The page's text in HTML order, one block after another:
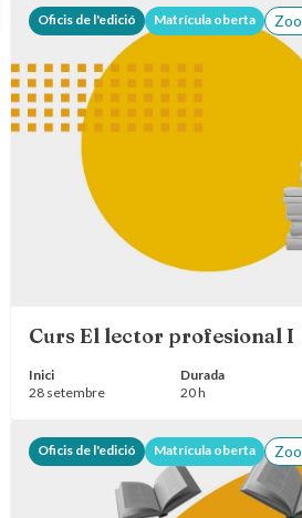
Oficis de l'edició Matrícula oberta
Curs El lector profesional I
Inici
28 setembre
Durada
20 h
Oficis de l'edició Matrícula oberta